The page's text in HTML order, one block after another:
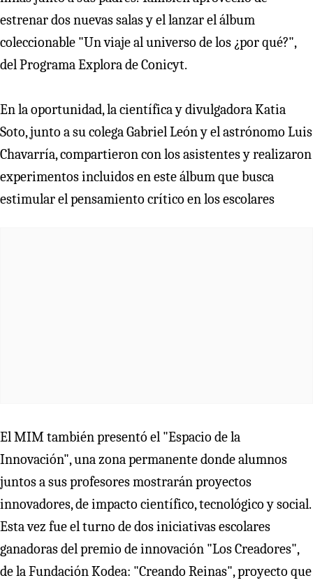
estrenar dos nuevas salas y el lanzar el álbum
coleccionable "Un viaje al universo de los ¿por qué?",
del Programa Explora de Conicyt.
En la oportunidad, la científica y divulgadora Katia
Soto, junto a su colega Gabriel León y el astrónomo Luis
Chavarría, compartieron con los asistentes y realizaron
experimentos incluidos en este álbum que busca
estimular el pensamiento crítico en los escolares
El MIM también presentó el "Espacio de la
Innovación", una zona permanente donde alumnos
juntos a sus profesores mostrarán proyectos
innovadores, de impacto científico, tecnológico y social.
Esta vez fue el turno de dos iniciativas escolares
ganadoras del premio de innovación "Los Creadores",
de la Fundación Kodea: "Creando Reinas", proyecto que